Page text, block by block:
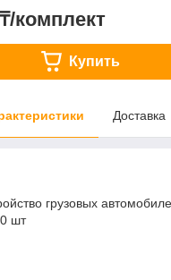
₸/комплект
Купить
Доставка
грузовых
шт